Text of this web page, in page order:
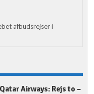
afbudsrejser i
Airways: Rejs to –